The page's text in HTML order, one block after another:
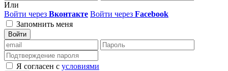
Или
Войти через Вконтакте Войти через Facebook
Запомнить меня
Войти
Я согласен с условиями